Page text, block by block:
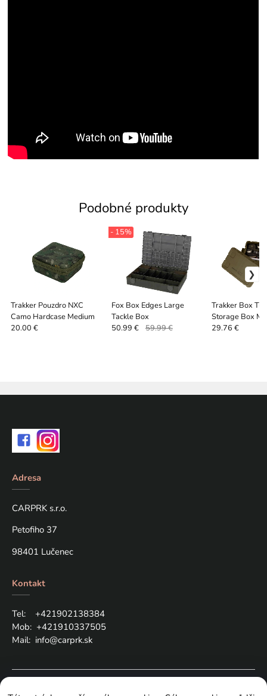
Podobné produkty
Trakker Pouzdro NXC
Camo Hardcase Medium
20.00 €
Fox Box Edges Large
Tackle Box
- 15%
50.99 € 59.99 €
Trakker Box
Storage Box M
29.76 €
Adresa
CARPRK s.r.o.
Petofiho 37
98401 Lučenec
Kontakt
Tel: +421902138384
Mob: +421910337505
Mail: info@carprk.sk